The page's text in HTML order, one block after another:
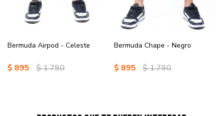
Bermuda Airpod - Celeste
$ 895 $1.790
Bermuda Chape - Negro
$ 895 $1.790